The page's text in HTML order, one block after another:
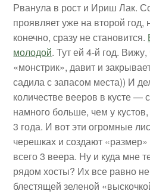
Рванула в рост и Ириш Лак.
проявляет уже на второй год,
конечно, сразу не становится.
молодой. Тут ей 4-й год.
«монстрик», давит и
садила с запасом места)) И
количестве вееров в кусте —
намного больше, чем у
3 года. И вот эти огромные
черешках и создают
всего 3 веера. Ну и куда мне
рядом хосты? Их все равно
блестящей зеленой